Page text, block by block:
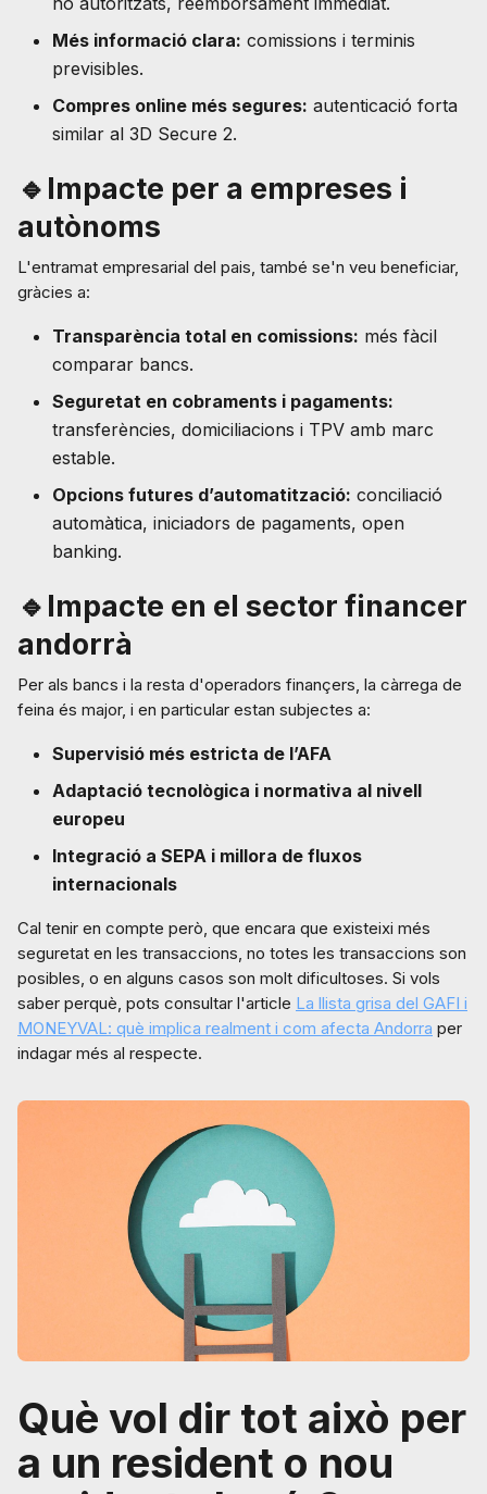
Més informació clara: comissions i terminis
previsibles.
Compres online més segures: autenticació forta
similar al 3D Secure 2.
🔹Impacte per a empreses i
autònoms
L'entramat empresarial del pais, també se'n veu beneficiar,
gràcies a:
Transparència total en comissions: més fàcil
comparar bancs.
Seguretat en cobraments i pagaments:
transferències, domiciliacions i TPV amb marc
estable.
Opcions futures d’automatització: conciliació
automàtica, iniciadors de pagaments, open
banking.
🔹Impacte en el sector financer
andorrà
Per als bancs i la resta d'operadors finançers, la càrrega de
feina és major, i en particular estan subjectes a:
Supervisió més estricta de l’AFA
Adaptació tecnològica i normativa al nivell
europeu
Integració a SEPA i millora de fluxos
internacionals
Cal tenir en compte però, que encara que existeixi més
seguretat en les transaccions, no totes les transaccions son
posibles, o en alguns casos son molt dificultoses. Si vols
saber perquè, pots consultar l'article La llista grisa del GAFI i
MONEYVAL: què implica realment i com afecta Andorra per
indagar més al respecte.
Què vol dir tot això per
a un resident o nou